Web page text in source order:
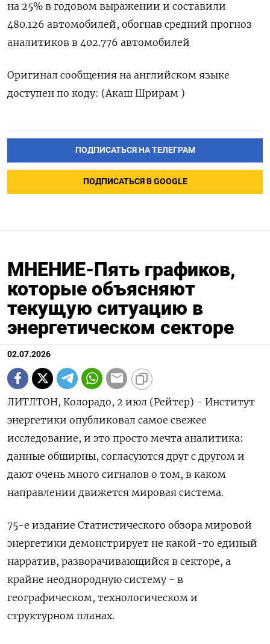
на 25% ​в ​годовом выражении ‌и составили ​
480.126 автомобилей, обогнав средний прогноз
аналитиков в 402.776 ​автомобилей
Оригинал ⁠сообщения на ‌английском ‌языке
доступен ​по коду: (Акаш ‌Шрирам )
ПОДПИСАТЬСЯ НА ТЕЛЕГРАМ
ПОДПИСАТЬСЯ В GOOGLE
МНЕНИЕ-Пять графиков,
которые объясняют
текущую ситуацию в
энергетическом секторе
02.07.2026
ЛИТЛТОН, Колорадо, 2 июл (Рейтер) - Институт
энергетики опубликовал самое свежее
исследование, и это просто мечта аналитика:
данные обширны, согласуются друг с другом и
дают очень много сигналов о том, в каком
направлении движется мировая система.
75-е издание Cтатистического обзора мировой
энергетики демонстрирует не какой-то единый
нарратив, разворачивающийся в секторе, а
крайне неоднородную систему - в
географическом, технологическом и
структурном планах.